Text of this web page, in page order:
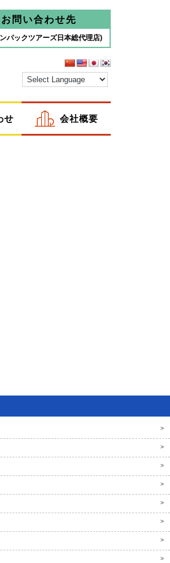
問い合わせ先
パックツアーズ日本総代理店)
せ 会社概要
>
>
>
>
>
>
>
>